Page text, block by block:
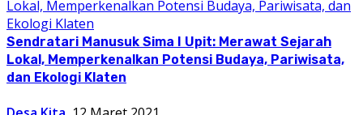
Sendratari Manusuk Sima I Upit: Merawat Sejarah
Lokal, Memperkenalkan Potensi Budaya, Pariwisata,
dan Ekologi Klaten